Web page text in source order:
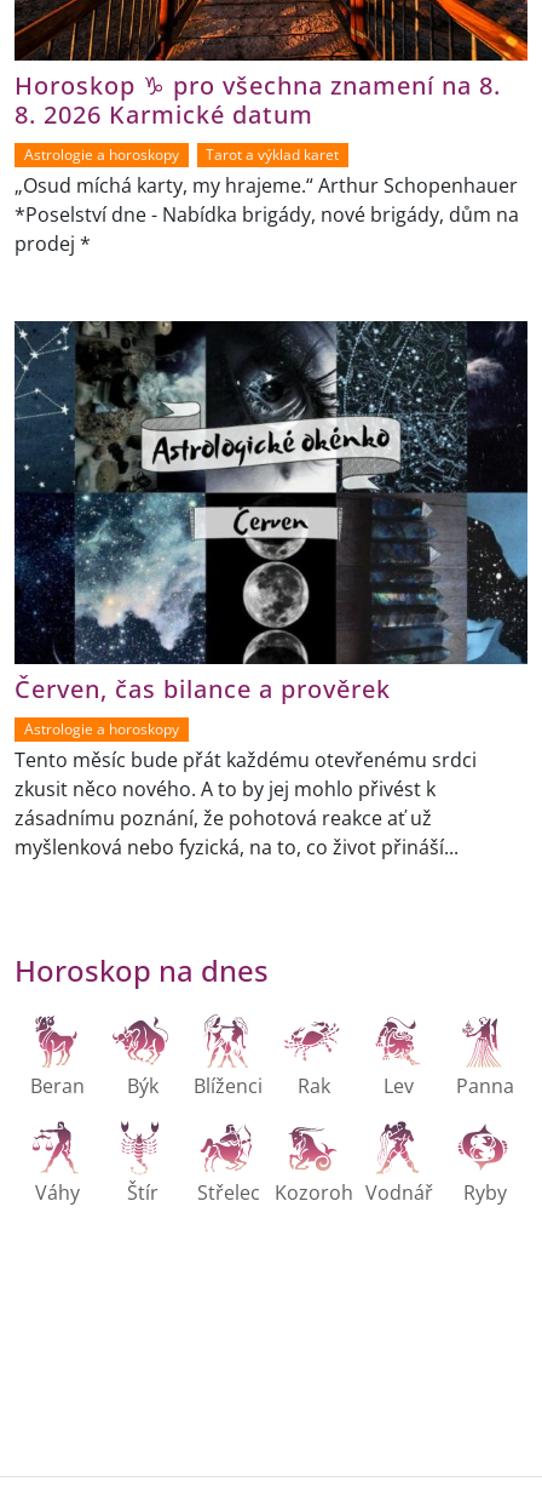
Horoskop ♑ pro všechna znamení na 8.
8. 2026 Karmické datum
Astrologie a horoskopy Tarot a výklad karet
„Osud míchá karty, my hrajeme.“ Arthur Schopenhauer
*Poselství dne - Nabídka brigády, nové brigády, dům na
prodej *
Červen, čas bilance a prověrek
Astrologie a horoskopy
Tento měsíc bude přát každému otevřenému srdci
zkusit něco nového. A to by jej mohlo přivést k
zásadnímu poznání, že pohotová reakce ať už
myšlenková nebo fyzická, na to, co život přináší...
Horoskop na dnes
Beran Býk Blíženci Rak Lev Panna
Váhy Štír Střelec Kozoroh Vodnář Ryby